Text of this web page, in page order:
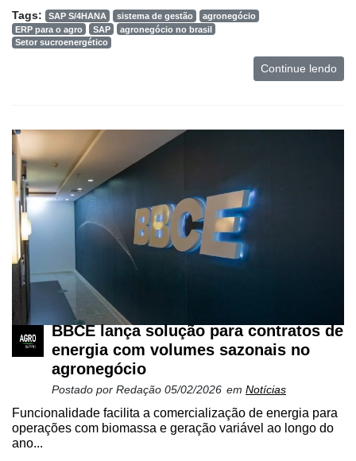
Tags: SAP S/4HANA sistema de gestão
agronegócio
ERP para o agro
SAP
agronegócio no brasil
Setor sucroenergético
Continue lendo
BBCE lança solução para contratos de
energia com volumes sazonais no
agronegócio
Postado por Redação 05/02/2026 em Notícias
Funcionalidade facilita a comercialização de energia para
operações com biomassa e geração variável ao longo do
ano...